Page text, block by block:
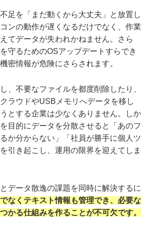
足を「まだ動くから大丈夫」と放置し
ンの動作が遅くなるだけでなく、作業
てデータが失われかねません。さら
守るためのOSアップデートすらでき
密情報が危険にさらされます。
、不要なファイルを都度削除したり、
ラウドやUSBメモリへデータを移し
とする企業は少なくありません。しか
目的にデータを分散させると「あのフ
か分からない」「社員が勝手に個人ツ
引き起こし、運用の限界を迎えてしま
データ散逸の課題を同時に解決するに
なくテキスト情報も管理でき、必要な
かる仕組みを作ることが不可欠です。